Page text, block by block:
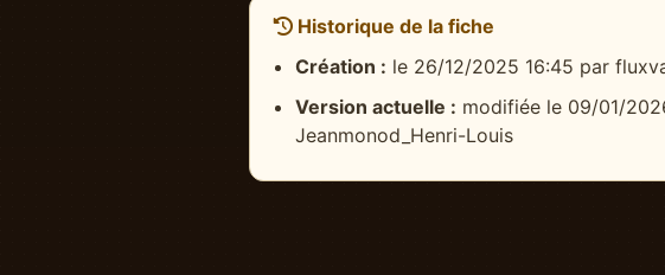
Historique de la fiche
Création : le 26/12/2025 16:45 par
Version actuelle : modifiée le 09/01/
Jeanmonod_Henri-Louis